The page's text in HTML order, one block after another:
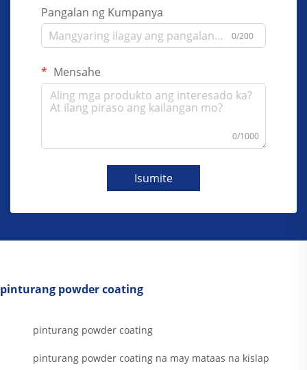
Pangalan ng Kumpanya
0/200
Mensahe
0/1000
Isumite
pinturang powder coating
pinturang powder coating
pinturang powder coating na may mataas na kislap